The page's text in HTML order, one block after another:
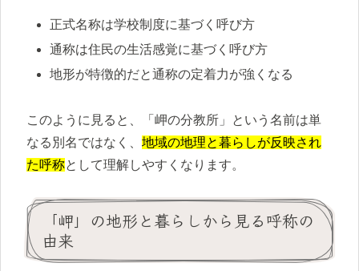
正式名称は学校制度に基づく呼び方
通称は住民の生活感覚に基づく呼び方
地形が特徴的だと通称の定着力が強くなる
このように見ると、「岬の分教所」という名前は単
なる別名ではなく、 地域の地理と暮らしが反映され
た呼称として理解しやすくなります。
「岬」の地形と暮らしから見る呼称の
由来